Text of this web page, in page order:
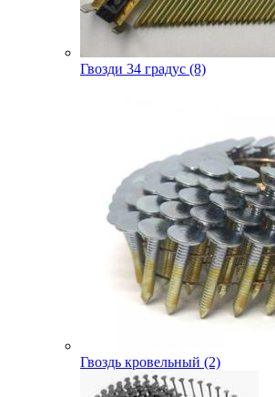
Гвозди 34 градус (8)
Гвоздь кровельный (2)